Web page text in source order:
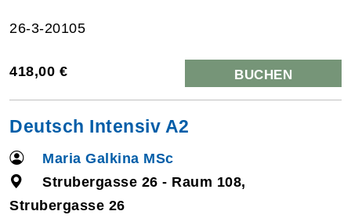
26-3-20105
418,00 € BUCHEN
Deutsch Intensiv A2
Maria Galkina MSc
Strubergasse 26 - Raum 108,
Strubergasse 26